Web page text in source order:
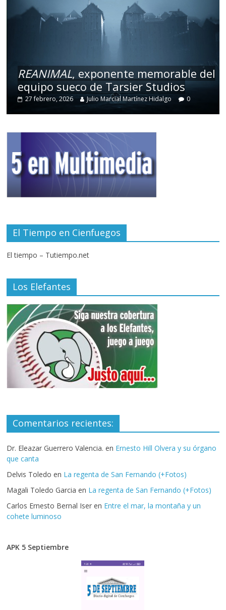
REANIMAL, exponente memorable del
equipo sueco de Tarsier Studios
27 febrero, 2026 Julio Marcial Martínez Hidalgo 0
El Tiempo en Cienfuegos
El tiempo – Tutiempo.net
Los Elefantes
Comentarios recientes:
Dr. Eleazar Guerrero Valencia. en Ernesto Hill Olvera y su órgano
que canta
Delvis Toledo en La regenta de San Fernando (+Fotos)
Magali Toledo Garcia en La regenta de San Fernando (+Fotos)
Carlos Ernesto Bernal Iser en Entre el mar, la montaña y un
cohete luminoso
APK 5 Septiembre